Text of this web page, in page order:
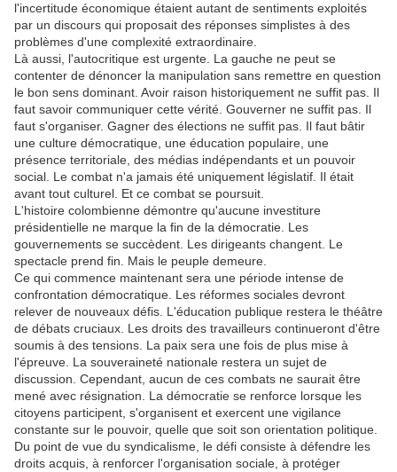
l'incertitude économique étaient autant de sentiments exploités
par un discours qui proposait des réponses simplistes à des
problèmes d'une complexité extraordinaire.
Là aussi, l'autocritique est urgente. La gauche ne peut se
contenter de dénoncer la manipulation sans remettre en question
le bon sens dominant. Avoir raison historiquement ne suffit pas. Il
faut savoir communiquer cette vérité. Gouverner ne suffit pas. Il
faut s'organiser. Gagner des élections ne suffit pas. Il faut bâtir
une culture démocratique, une éducation populaire, une
présence territoriale, des médias indépendants et un pouvoir
social. Le combat n'a jamais été uniquement législatif. Il était
avant tout culturel. Et ce combat se poursuit.
L'histoire colombienne démontre qu'aucune investiture
présidentielle ne marque la fin de la démocratie. Les
gouvernements se succèdent. Les dirigeants changent. Le
spectacle prend fin. Mais le peuple demeure.
Ce qui commence maintenant sera une période intense de
confrontation démocratique. Les réformes sociales devront
relever de nouveaux défis. L'éducation publique restera le théâtre
de débats cruciaux. Les droits des travailleurs continueront d'être
soumis à des tensions. La paix sera une fois de plus mise à
l'épreuve. La souveraineté nationale restera un sujet de
discussion. Cependant, aucun de ces combats ne saurait être
mené avec résignation. La démocratie se renforce lorsque les
citoyens participent, s'organisent et exercent une vigilance
constante sur le pouvoir, quelle que soit son orientation politique.
Du point de vue du syndicalisme, le défi consiste à défendre les
droits acquis, à renforcer l'organisation sociale, à protéger